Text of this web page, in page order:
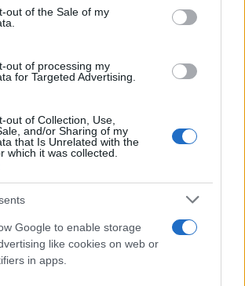
out of the Sale of my
out of processing my
for Targeted Advertising.
out of Collection, Use,
and/or Sharing of my
that Is Unrelated with the
which it was collected.
Google to enable storage
like cookies on web or
in apps.